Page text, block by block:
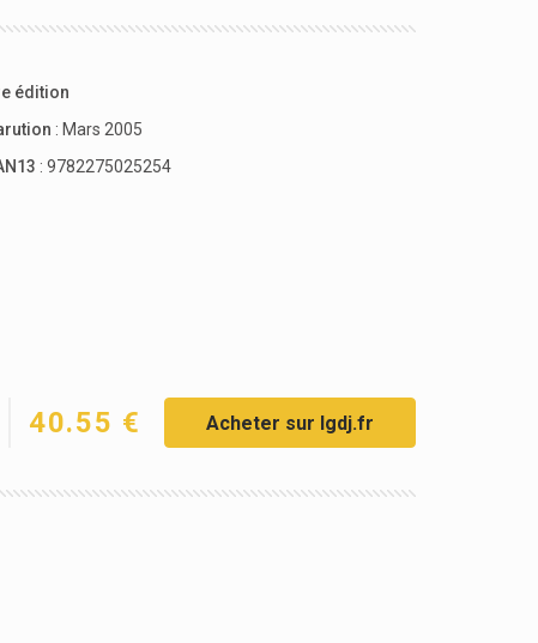
édition
: Mars 2005
: 9782275025254
40.55 € Acheter sur lgdj.fr